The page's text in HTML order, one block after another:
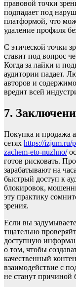
правовой точки
подпадает под
платформой, что
удаление профиля
С этической точки
ставит под вопрос
Когда за лайки и
аудитории падает.
авторов и
вредит всей
7.
Покупка и продажа
сетях https://izjum.ru/
zachem-eto-nuzhno/
готов рисковать.
зарабатывают на
быстрый доступ к
блокировок,
эту практику
зрения.
Если вы
тщательно
доступную
о том, чтобы
качественный
взаимодействие с
не станут причиной